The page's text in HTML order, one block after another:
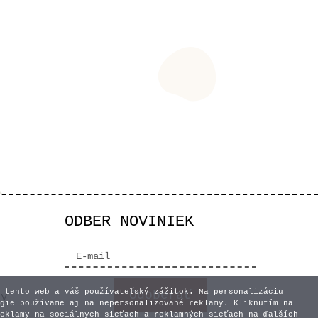
ODBER NOVINIEK
tento web a váš používateľský zážitok. Na personalizáciu
používame aj na nepersonalizované reklamy. Kliknutím na
na sociálnych sieťach a reklamných sieťach na ďalších